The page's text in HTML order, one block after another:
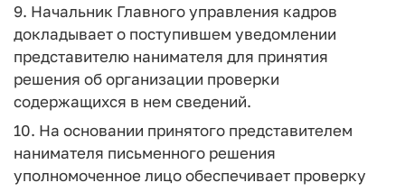
9. Начальник Главного управления кадров
докладывает о поступившем уведомлении
представителю нанимателя для принятия
решения об организации проверки
содержащихся в нем сведений.
10. На основании принятого представителем
нанимателя письменного решения
уполномоченное лицо обеспечивает проверку